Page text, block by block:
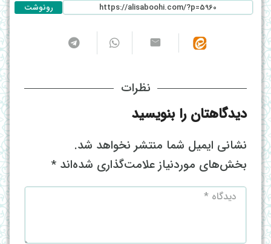
رونوشت
نظرات
دیدگاهتان را بنویسید
نشانی ایمیل شما منتشر نخواهد شد.
بخش‌های موردنیاز علامت‌گذاری شده‌اند *